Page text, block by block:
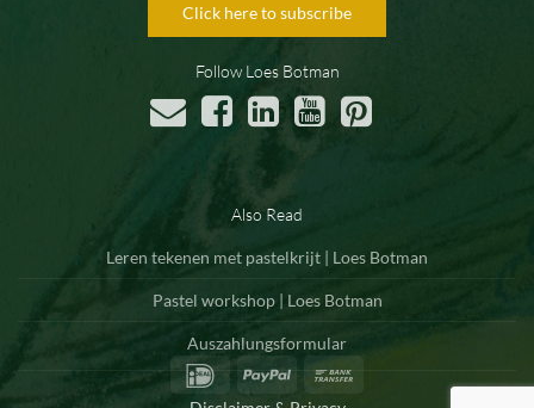
Click here to subscribe
Follow Loes Botman
Also Read
Leren tekenen met pastelkrijt | Loes Botman
Pastel workshop | Loes Botman
Auszahlungsformular
IDeal
PayPal